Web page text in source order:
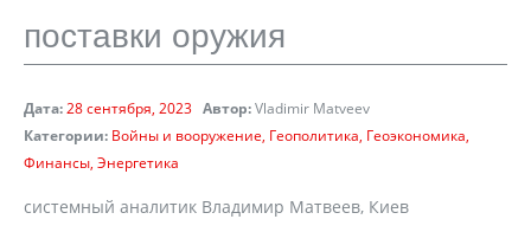
поставки оружия
Дата:28 сентября, 2023 Автор:Vladimir Matveev
Категории: Войны и вооружение Геополитика Геоэкономика
Финансы Энергетика
системный аналитик Владимир Матвеев, Киев